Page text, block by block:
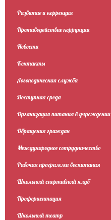
Развитие и коррекция
Противодействие коррупции
Новости
Контакты
Логопедическая служба
Доступная среда
Организация питания в учреждении
Обращения граждан
Международное сотрудничество
Рабочая программа воспитания
Школьный спортивный клуб
Профориентация
Школьный театр